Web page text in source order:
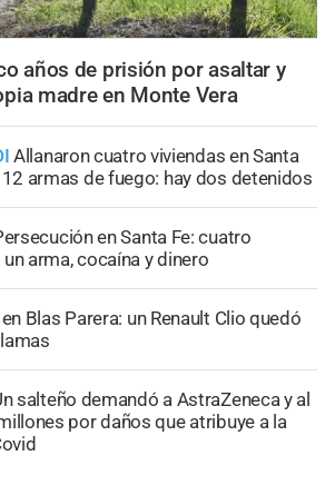
años de prisión por asaltar y
madre en Monte Vera
Allanaron cuatro viviendas en Santa
armas de fuego: hay dos detenidos
en Santa Fe: cuatro
arma, cocaína y dinero
Blas Parera: un Renault Clio quedó
salteño demandó a AstraZeneca y al
por daños que atribuye a la